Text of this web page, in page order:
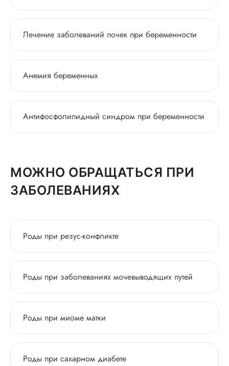
Лечение заболеваний почек при беременности
Анемия беременных
Антифосфолипидный синдром при беременности
МОЖНО ОБРАЩАТЬСЯ ПРИ
ЗАБОЛЕВАНИЯХ
Роды при резус-конфликте
Роды при заболеваниях мочевыводящих путей
Роды при миоме матки
Роды при сахарном диабете